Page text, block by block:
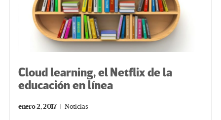
Cloud learning, el Netflix de la
educación en línea
enero 2, 2017 Noticias